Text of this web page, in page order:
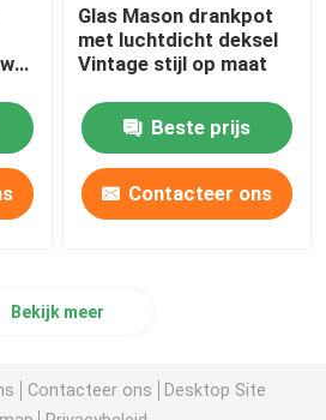
Glas Mason drankpot
met luchtdicht deksel
Vintage stijl op maat
Beste prijs
Contacteer ons
Bekijk meer
Contacteer ons
Desktop Site